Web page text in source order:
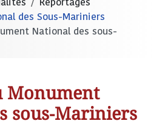
des Sous-Mariniers
National des sous-
Monument
sous-Mariniers